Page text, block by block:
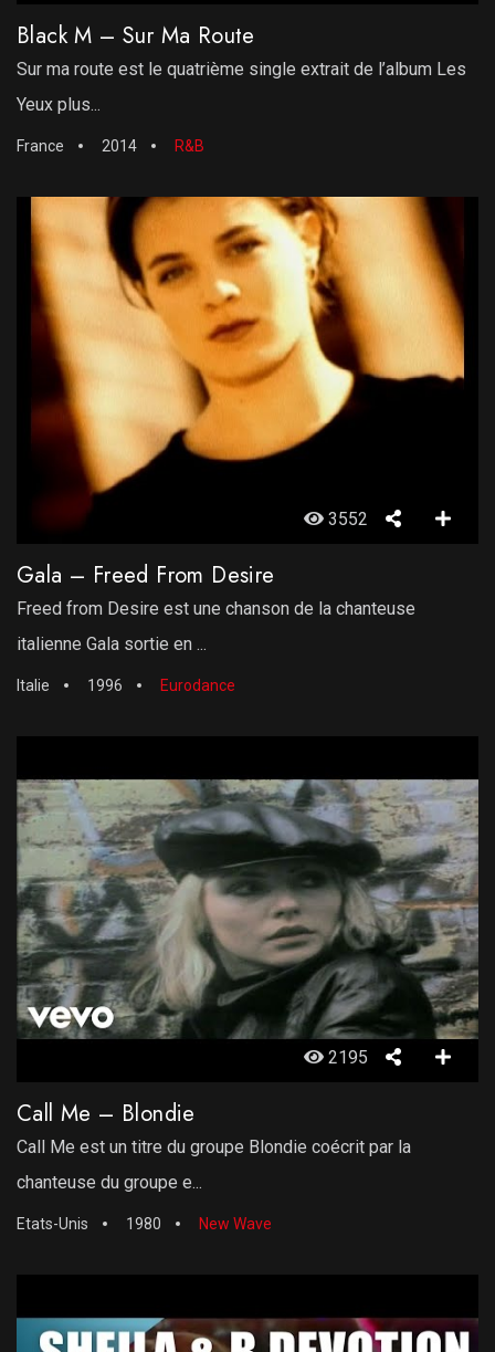
Black M – Sur Ma Route
Sur ma route est le quatrième single extrait de l’album Les
Yeux plus...
France 2014 R&B
3552
Gala – Freed From Desire
Freed from Desire est une chanson de la chanteuse
italienne Gala sortie en ...
Italie 1996 Eurodance
2195
Call Me – Blondie
Call Me est un titre du groupe Blondie coécrit par la
chanteuse du groupe e...
Etats-Unis 1980 New Wave